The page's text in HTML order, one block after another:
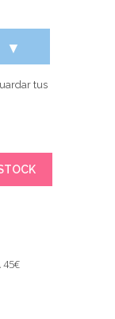
▼
tus
45€